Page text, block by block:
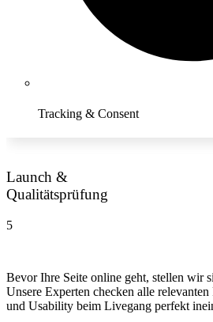
Tracking & Consent
Launch &
Qualitätsprüfung
5
Bevor Ihre Seite online geht, stellen wir
Unsere Experten checken alle
und Usability beim Livegang perfekt